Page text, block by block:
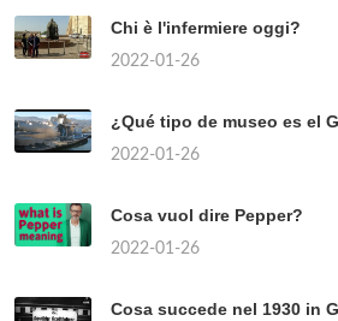
Chi è l'infermiere oggi?
2022-01-26
¿Qué tipo de museo es el
2022-01-26
Cosa vuol dire Pepper?
2022-01-26
Cosa succede nel 1930 in